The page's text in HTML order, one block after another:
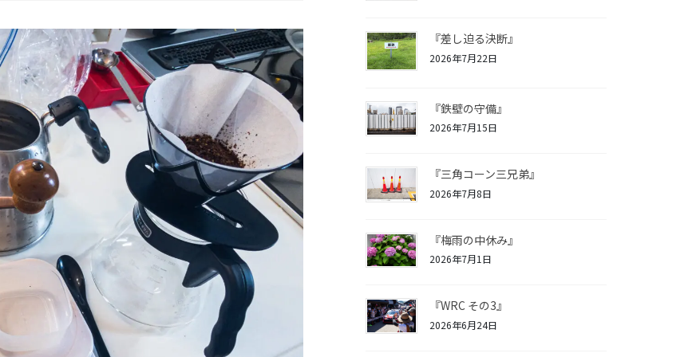
『差し迫る決断』
2026年7月22日
『鉄壁の守備』
2026年7月15日
『三角コーン三兄弟』
2026年7月8日
『梅雨の中休み』
2026年7月1日
『WRC その3』
2026年6月24日